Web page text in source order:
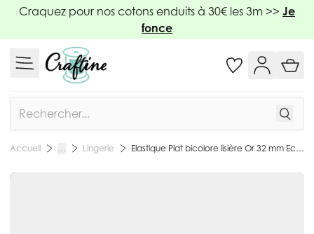
Allez au contenu
Craquez pour nos cotons enduits à 30€ les 3m >> Je
fonce
Accueil … Lingerie Elastique Plat bicolore lisière Or 32 mm Ecru et beige x1m